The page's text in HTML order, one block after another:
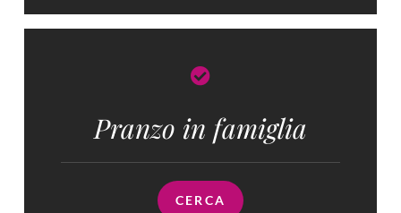
Pranzo in famiglia​
CERCA